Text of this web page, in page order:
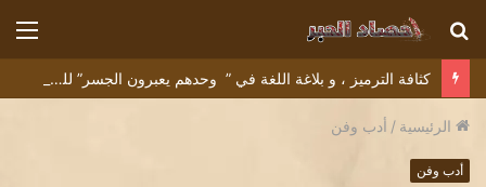
بحث
عن
كثافة الترميز ، و بلاغة اللغة في ” وحدهم يعبرون الجسر” للشاعر التونسي البشير عبيد
الرئيسية / أدب وفن
أدب وفن